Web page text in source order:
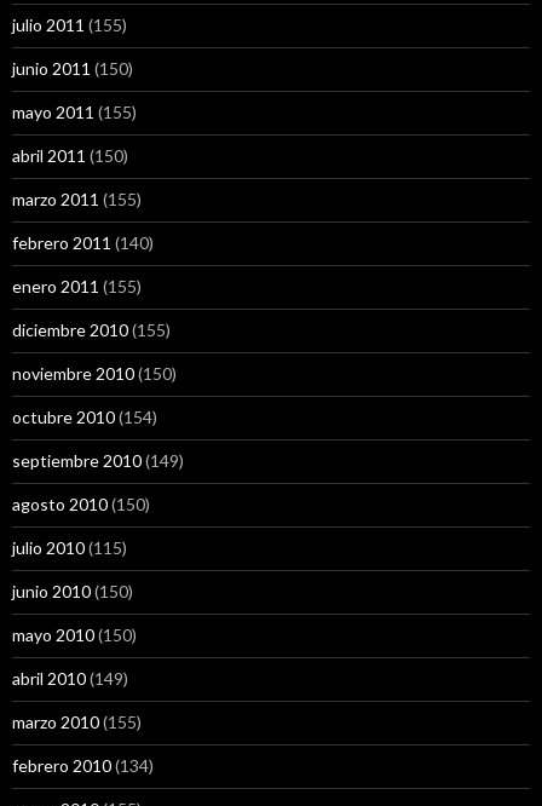
julio 2011 (155)
junio 2011 (150)
mayo 2011 (155)
abril 2011 (150)
marzo 2011 (155)
febrero 2011 (140)
enero 2011 (155)
diciembre 2010(155)
noviembre 2010(150)
octubre 2010(154)
septiembre 2010(149)
agosto 2010(150)
julio 2010(115)
junio 2010(150)
mayo 2010(150)
abril 2010(149)
marzo 2010(155)
febrero 2010(134)